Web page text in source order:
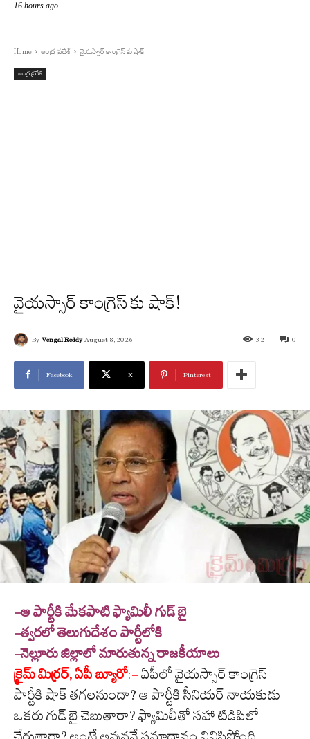
16 hours ago